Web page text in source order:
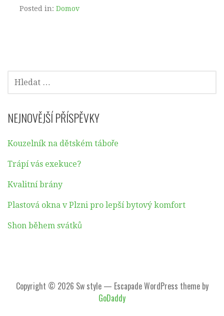
Posted in: Domov
VYHLEDÁVÁNÍ
NEJNOVĚJŠÍ PŘÍSPĚVKY
Kouzelník na dětském táboře
Trápí vás exekuce?
Kvalitní brány
Plastová okna v Plzni pro lepší bytový komfort
Shon během svátků
Copyright © 2026 Sw style — Escapade WordPress theme by
GoDaddy